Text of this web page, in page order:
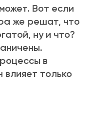
Вот если
же решат, что
ну и что?
в
только